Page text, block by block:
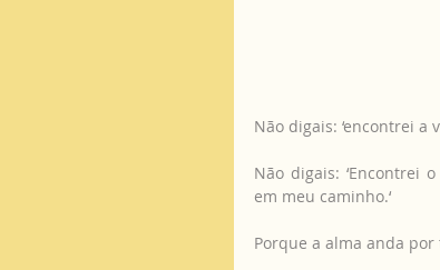
Não digais: ‘encontrei a
Não digais: ‘Encontrei
em meu caminho.‘
Porque a alma anda